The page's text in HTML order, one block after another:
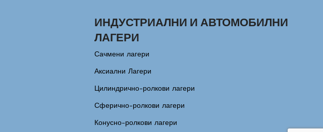
ИНДУСТРИАЛНИ И АВТОМОБИЛНИ
ЛАГЕРИ
Сачмени лагери
Аксиални Лагери
Цилиндрично-ролкови лагери
Сферично-ролкови лагери
Конусно-ролкови лагери